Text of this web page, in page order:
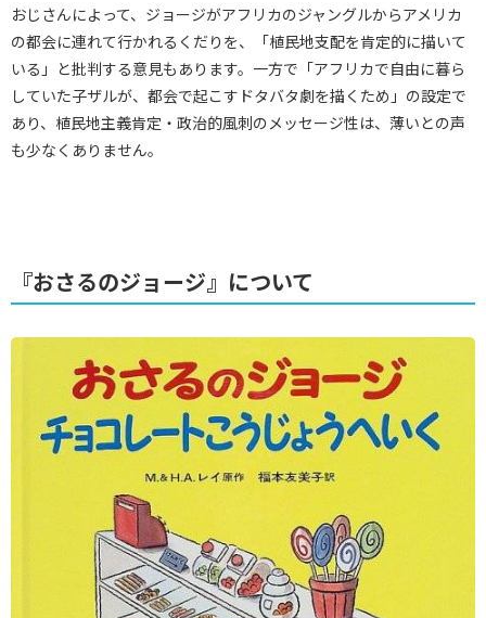
おじさんによって、ジョージがアフリカのジャングルからアメリカ
の都会に連れて行かれるくだりを、「植民地支配を肯定的に描いて
いる」と批判する意見もあります。一方で「アフリカで自由に暮ら
していた子ザルが、都会で起こすドタバタ劇を描くため」の設定で
あり、植民地主義肯定・政治的風刺のメッセージ性は、薄いとの声
も少なくありません。
『おさるのジョージ』について